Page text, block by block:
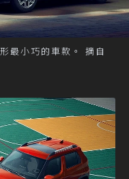
最小巧的車款。 摘自